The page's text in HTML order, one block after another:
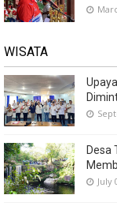
WISATA
Desa
July